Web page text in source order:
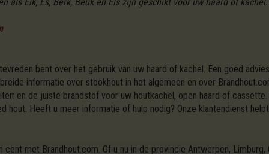
bent over het gebruik van uw haard of kachel. Een goed
informatie over stookhout in het algemeen en over
en de juiste brandstof voor uw houtkachel, open haard of
hout. Heeft u meer informatie of hulp nodig? Onze klantendienst
met Brandhout.com. Of u nu in de provincie Antwerpen, Limburg,